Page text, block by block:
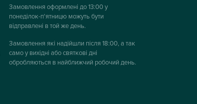
Замовлення оформлені до 13:00 у
понеділок-п'ятницю можуть бути
відправлені в той же день.
Замовлення які надійшли після 18:00, а так
само у вихідні або святкові дні
обробляються в найближчий робочий день.